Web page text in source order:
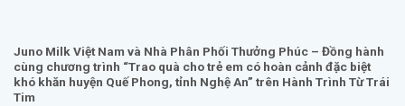
Juno Milk Việt Nam và Nhà Phân Phối Thưởng Phúc – Đồng hành
cùng chương trình “Trao quà cho trẻ em có hoàn cảnh đặc biệt
khó khăn huyện Quế Phong, tỉnh Nghệ An” trên Hành Trình Từ Trái
Tim